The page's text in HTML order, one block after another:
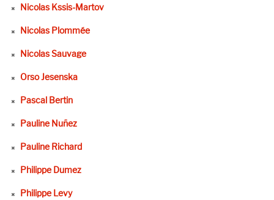
Nicolas Kssis-Martov
Nicolas Plommée
Nicolas Sauvage
Orso Jesenska
Pascal Bertin
Pauline Nuñez
Pauline Richard
Philippe Dumez
Philippe Levy